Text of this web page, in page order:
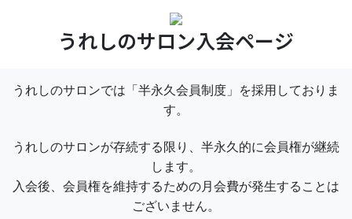
うれしのサロン入会ページ
うれしのサロンでは「半永久会員制度」を採用しておりま
す。
うれしのサロンが存続する限り、半永久的に会員権が継続
します。
入会後、会員権を維持するための月会費が発生することは
ございません。